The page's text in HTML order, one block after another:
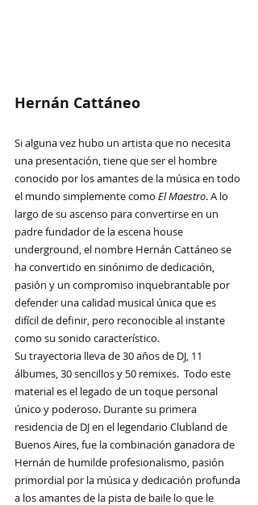
Hernán Cattáneo
Si alguna vez hubo un artista que no necesita
una presentación, tiene que ser el hombre
conocido por los amantes de la música en todo
el mundo simplemente como El Maestro. A lo
largo de su ascenso para convertirse en un
padre fundador de la escena house
underground, el nombre Hernán Cattáneo se
ha convertido en sinónimo de dedicación,
pasión y un compromiso inquebrantable por
defender una calidad musical única que es
difícil de definir, pero reconocible al instante
como su sonido característico.
Su trayectoria lleva de 30 años de DJ, 11
álbumes, 30 sencillos y 50 remixes.  Todo este
material es el legado de un toque personal
único y poderoso. Durante su primera
residencia de DJ en el legendario Clubland de
Buenos Aires, fue la combinación ganadora de
Hernán de humilde profesionalismo, pasión
primordial por la música y dedicación profunda
a los amantes de la pista de baile lo que le